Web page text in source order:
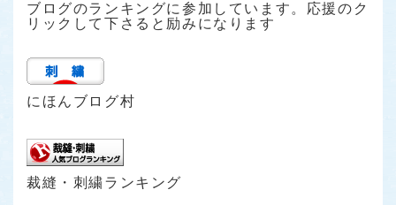
ブログのランキングに参加しています。応援のク
リックして下さると励みになります
にほんブログ村
裁縫・刺繍ランキング